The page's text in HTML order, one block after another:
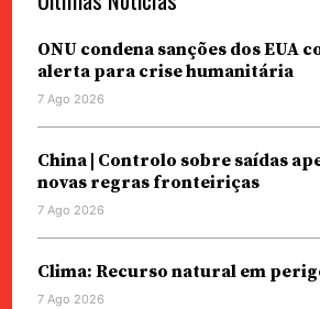
ONU condena sanções dos EUA
alerta para crise humanitária
7 Ago 2026
China | Controlo sobre saídas
novas regras fronteiriças
7 Ago 2026
Clima: Recurso natural em
7 Ago 2026